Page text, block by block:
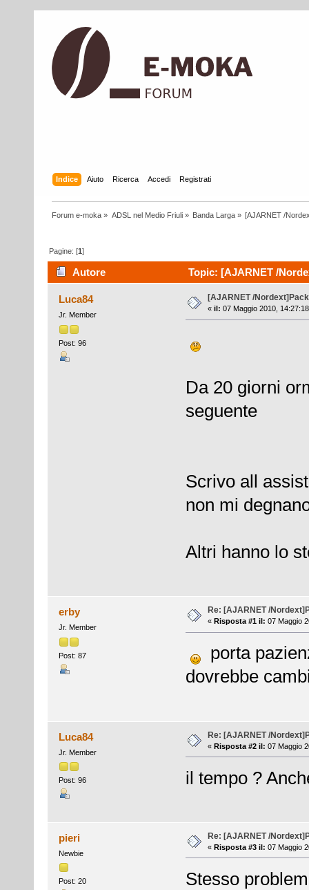
Indice Aiuto Ricerca Accedi Registrati
Forum e-moka » ADSL nel Medio Friuli» Banda Larga» [AJARNET /
Pagine: [1]
Autore Topic: [AJARNET /
Luca84
Jr. Member
Post: 96
[AJARNET /
« il: 07 Maggio 2010,
Da 20 giorni
seguente
Scrivo all
non mi
Altri hanno lo
erby
Jr. Member
Post: 87
Re: [AJARNET /
« Risposta #1 il: 07 Maggio
porta
dovrebbe
Luca84
Jr. Member
Post: 96
Re: [AJARNET /
« Risposta #2 il: 07 Maggio
il tempo ?
pieri
Newbie
Post: 20
Re: [AJARNET /
« Risposta #3 il: 07 Maggio
Stesso